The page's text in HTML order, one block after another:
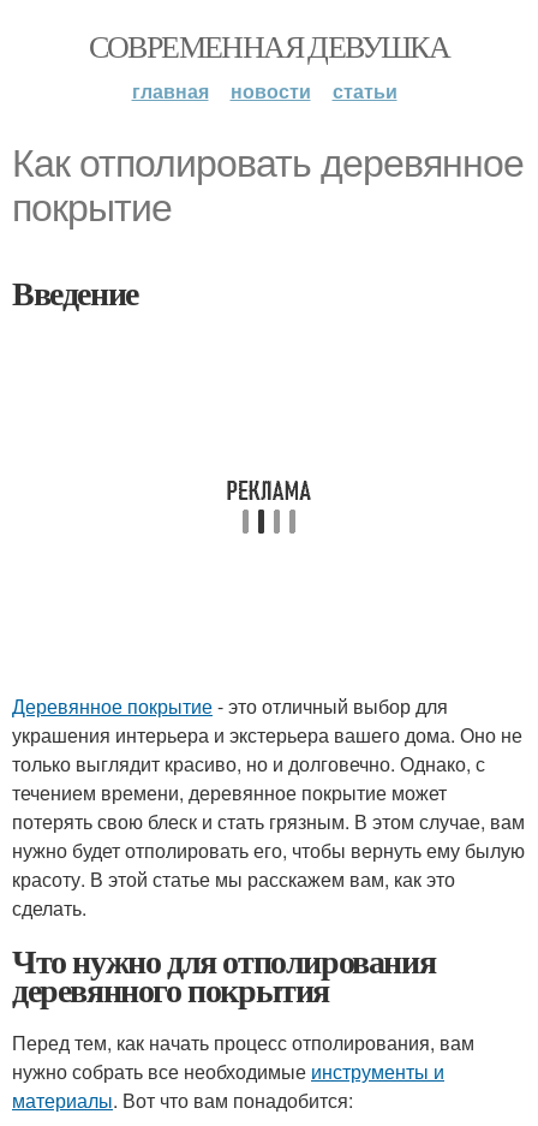
СОВРЕМЕННАЯ ДЕВУШКА
главная новости статьи
Как отполировать деревянное
покрытие
Введение
Деревянное покрытие- это отличный выбор для
украшения интерьера и экстерьера вашего дома. Оно не
только выглядит красиво, но и долговечно. Однако, с
течением времени, деревянное покрытие может
потерять свою блеск и стать грязным. В этом случае, вам
нужно будет отполировать его, чтобы вернуть ему былую
красоту. В этой статье мы расскажем вам, как это
сделать.
Что нужно для отполирования
деревянного покрытия
Перед тем, как начать процесс отполирования, вам
нужно собрать все необходимые инструменты и
материалы. Вот что вам понадобится: